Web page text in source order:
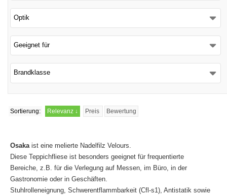
Optik
Geeignet für
Brandklasse
Sortierung: Relevanz ↓ Preis Bewertung
Osaka ist eine melierte Nadelfilz Velours.
Diese Teppichfliese ist besonders geeignet für frequentierte
Bereiche, z.B. für die Verlegung auf Messen, im Büro, in der
Gastronomie oder in Geschäften.
Stuhlrolleneignung, Schwerentflammbarkeit (Cfl-s1), Antistatik sowie